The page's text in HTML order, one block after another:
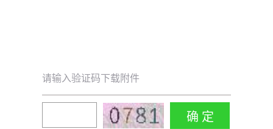
请输入验证码下载附件